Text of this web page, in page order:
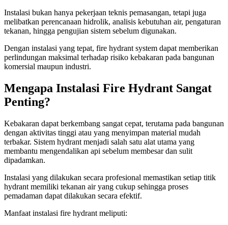
Instalasi bukan hanya pekerjaan teknis pemasangan, tetapi juga
melibatkan perencanaan hidrolik, analisis kebutuhan air, pengaturan
tekanan, hingga pengujian sistem sebelum digunakan.
Dengan instalasi yang tepat, fire hydrant system dapat memberikan
perlindungan maksimal terhadap risiko kebakaran pada bangunan
komersial maupun industri.
Mengapa Instalasi Fire Hydrant Sangat
Penting?
Kebakaran dapat berkembang sangat cepat, terutama pada bangunan
dengan aktivitas tinggi atau yang menyimpan material mudah
terbakar. Sistem hydrant menjadi salah satu alat utama yang
membantu mengendalikan api sebelum membesar dan sulit
dipadamkan.
Instalasi yang dilakukan secara profesional memastikan setiap titik
hydrant memiliki tekanan air yang cukup sehingga proses
pemadaman dapat dilakukan secara efektif.
Manfaat instalasi fire hydrant meliputi: